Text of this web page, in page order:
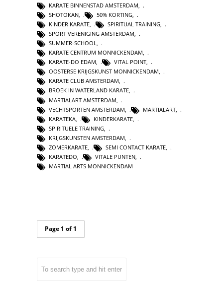
KARATE BINNENSTAD AMSTERDAM
SHOTOKAN
50% KORTING
KINDER KARATE, SPIRITUAL TRAINING,
SPORT VERENIGING AMSTERDAM,
SUMMER-SCHOOL,
KARATE CENTRUM MONNICKENDAM,
KARATE-DO EDAM, VITAL POINT,
OOSTERSE KRIJGSKUNST MONNICKENDAM,
KARATE CLUB AMSTERDAM,
BROEK IN WATERLAND KARATE,
MARTIALART AMSTERDAM
VECHTSPORTEN AMSTERDAM
MARTIALART
KARATEKA
KINDERKARATE
SPIRITUELE TRAINING
KRIJGSKUNSTEN AMSTERDAM
ZOMERKARATE
SEMI CONTACT KARATE
KARATEDO
VITALE PUNTEN
MARTIAL ARTS MONNICKENDAM
Page 1 of 1